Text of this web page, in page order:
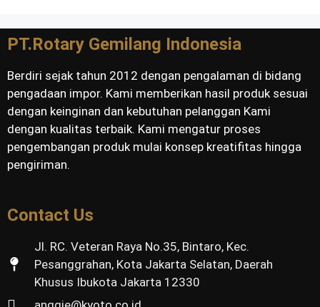
PT.Rotary Gemilang Indonesia
Berdiri sejak tahun 2012 dengan pengalaman di bidang
pengadaan impor. Kami memberikan hasil produk sesuai
dengan keinginan dan kebutuhan pelanggan Kami
dengan kualitas terbaik. Kami mengatur proses
pengembangan produk mulai konsep kreatifitas hingga
pengiriman.
Contact Us
Jl. RC. Veteran Raya No.35, Bintaro, Kec.
Pesanggrahan, Kota Jakarta Selatan, Daerah
Khusus Ibukota Jakarta 12330